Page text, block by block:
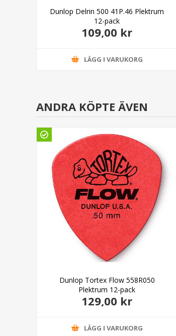
Dunlop Delrin 500 41P.46 Plektrum
12-pack
109,00 kr
LÄGG I VARUKORG
ANDRA KÖPTE ÄVEN
Dunlop Tortex Flow 558R050
Plektrum 12-pack
129,00 kr
LÄGG I VARUKORG